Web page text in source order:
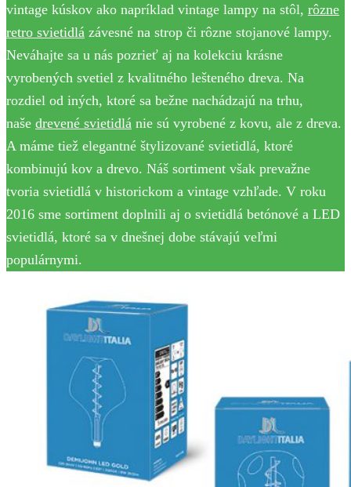
vintage kúskov ako napríklad vintage lampy na stôl, rôzne
retro svietidlá závesné na strop či rôzne stojanové lampy.
Neváhajte sa u nás pozrieť aj na kolekciu krásne
vyrobených svetiel z kvalitného lešteného dreva. Na
rozdiel od iných, ktoré sa bežne nachádzajú na trhu,
naše drevené svietidlá nie sú vyrobené z kovu, ale z dreva.
A máme tiež elegantné štylizované svietidlá, ktoré
kombinujú kov a drevo. Náš sortiment však prevažne
tvoria svietidlá v historickom a vintage vzhľade. V roku
2016 sme sortiment doplnili aj o svietidlá betónové a LED
svietidlá, ktoré sa v dnešnej dobe stávajú veľmi
populárnymi.